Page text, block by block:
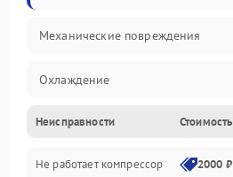
Механические повреждения
Охлаждение
Механика
Электропитание
Неисправности Стоимость
Не работает компрессор 2000 ₽